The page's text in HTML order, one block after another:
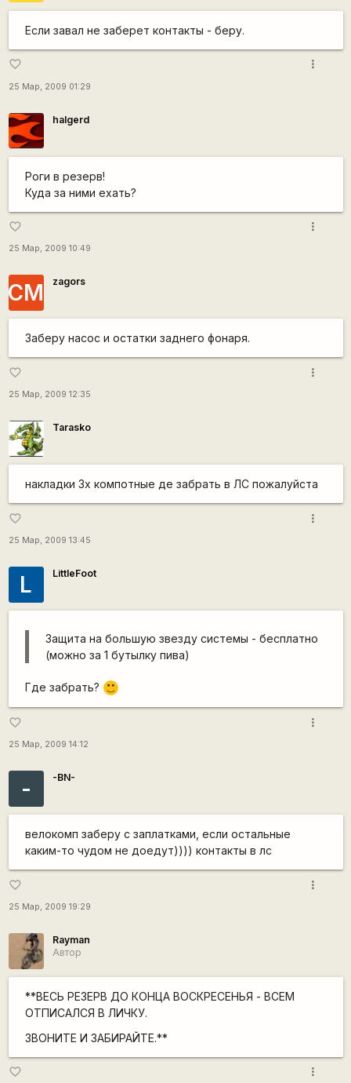
Если завал не заберет контакты - беру.
favorite_border
25 Мар, 2009 01:29
more_vert
halgerd
Роги в резерв!
Куда за ними ехать?
favorite_border
25 Мар, 2009 10:49
more_vert
СМ zagors
Заберу насос и остатки заднего фонаря.
favorite_border
25 Мар, 2009 12:35
more_vert
Tarasko
накладки 3х компотные де забрать в ЛС пожалуйста
favorite_border
25 Мар, 2009 13:45
more_vert
L LittleFoot
Защита на большую звезду системы - бесплатно
(можно за 1 бутылку пива)
Где забрать? :)
favorite_border
25 Мар, 2009 14:12
more_vert
- -BN-
велокомп заберу с заплатками, если остальные
каким-то чудом не доедут)))) контакты в лс
favorite_border
25 Мар, 2009 19:29
more_vert
Rаyman
Автор
**ВЕСЬ РЕЗЕРВ ДО КОНЦА ВОСКРЕСЕНЬЯ - ВСЕМ
ОТПИСАЛСЯ В ЛИЧКУ.
ЗВОНИТЕ И ЗАБИРАЙТЕ.**
favorite_border more_vert